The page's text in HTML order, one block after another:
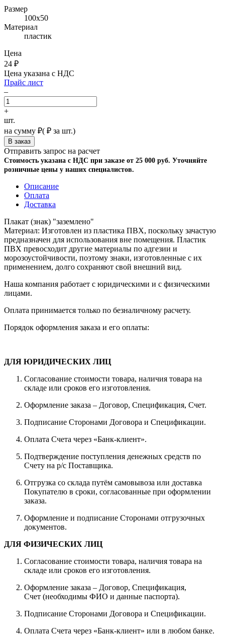
Размер
100х50
Материал
пластик
Цена
24 ₽
Цена указана с НДС
Прайс лист
–
+
шт.
на сумму ₽( ₽ за шт.)
Отправить запрос на расчет
Стоимость указана с НДС при заказе от 25 000 руб. Уточняйте
розничные цены у наших специалистов.
Описание
Оплата
Доставка
Плакат (знак) "заземлено"
Материал: Изготовлен из пластика ПВХ, поскольку зачастую
предназначен для использования вне помещения. Пластик
ПВХ превосходит другие материалы по адгезии и
морозоустойчивости, поэтому знаки, изготовленные с их
применением, долго сохраняют свой внешний вид.
Наша компания работает с юридическими и с физическими
лицами.
Оплата принимается только по безналичному расчету.
Порядок оформления заказа и его оплаты:
ДЛЯ ЮРИДИЧЕСКИХ ЛИЦ
Согласование стоимости товара, наличия товара на
складе или сроков его изготовления.
Оформление заказа – Договор, Спецификация, Счет.
Подписание Сторонами Договора и Спецификации.
Оплата Счета через «Банк-клиент».
Подтверждение поступления денежных средств по
Счету на р/с Поставщика.
Отгрузка со склада путём самовывоза или доставка
Покупателю в сроки, согласованные при оформлении
заказа.
Оформление и подписание Сторонами отгрузочных
документов.
ДЛЯ ФИЗИЧЕСКИХ ЛИЦ
Согласование стоимости товара, наличия товара на
складе или сроков его изготовления.
Оформление заказа – Договор, Спецификация,
Счет (необходимы ФИО и данные паспорта).
Подписание Сторонами Договора и Спецификации.
Оплата Счета через «Банк-клиент» или в любом банке.